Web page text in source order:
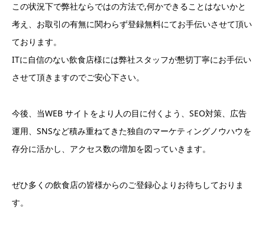
この状況下で弊社ならではの方法で,何かできることはないかと
考え、お取引の有無に関わらず登録無料にてお手伝いさせて頂い
ております。
ITに自信のない飲食店様には弊社スタッフが懇切丁寧にお手伝い
させて頂きますのでご安心下さい。
今後、当WEB サイトをより人の目に付くよう、SEO対策、広告
運用、SNSなど積み重ねてきた独自のマーケティングノウハウを
存分に活かし、アクセス数の増加を図っていきます。
ぜひ多くの飲食店の皆様からのご登録心よりお待ちしておりま
す。